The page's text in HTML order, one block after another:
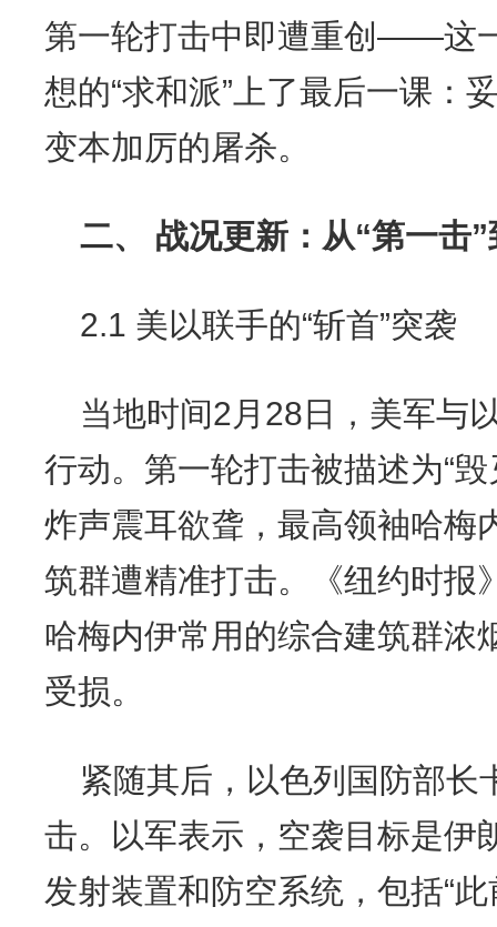
第一轮打击中即遭重创——这
想的“求和派”上了最后一课：
变本加厉的屠杀。
二、 战况更新：从“第一击
2.1 美以联手的“斩首”突袭
当地时间2月28日，美军与
行动。第一轮打击被描述为“
炸声震耳欲聋，最高领袖哈梅
筑群遭精准打击。《纽约时报
哈梅内伊常用的综合建筑群浓
受损。
紧随其后，以色列国防部长
击。以军表示，空袭目标是伊
发射装置和防空系统，包括“